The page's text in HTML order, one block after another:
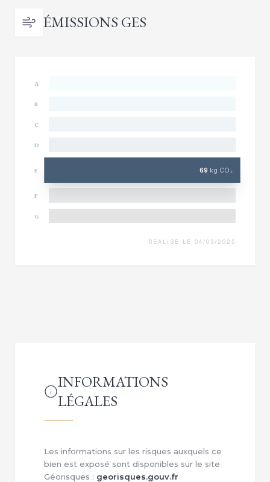
ÉMISSIONS GES
A
B
C
D
E 69 kg CO₂
F
G
RÉALISÉ LE 04/03/2025
INFORMATIONS
LÉGALES
Les informations sur les risques auxquels ce
bien est exposé sont disponibles sur le site
Géorisques : georisques.gouv.fr